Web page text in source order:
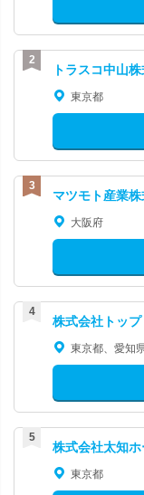
トラスコ中山
東京都
マツモト産業
大阪府
株式会社トップ
東京都、愛知
株式会社太知
東京都